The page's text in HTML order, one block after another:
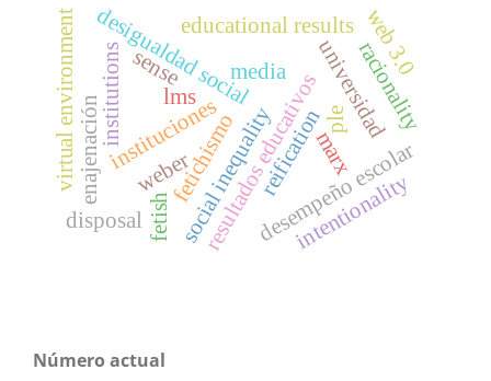
universidad
fetichismo
resultados educativos
desempeño escolar
social inequality
desigualdad social racionality
weber
institutions
instituciones
fetish
disposal
reification
enajenación marx
educational results
media
virtual environment ple
lms
web 3.0
intentionality
sense
Número actual